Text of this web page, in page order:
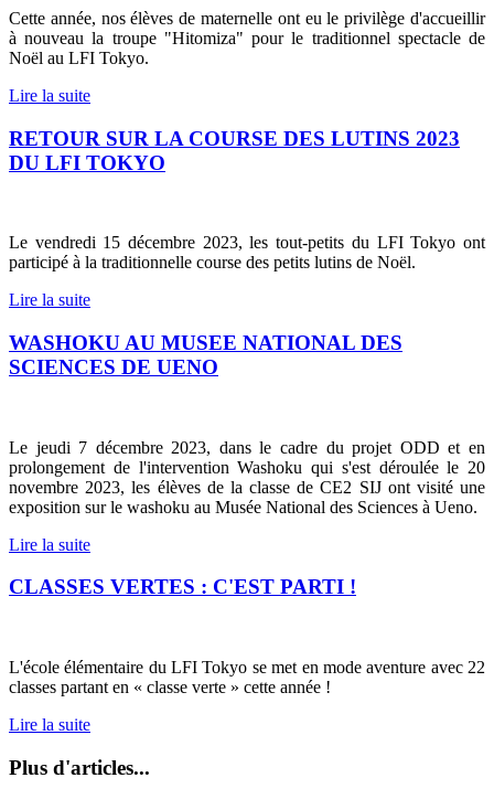
Cette année, nos élèves de maternelle ont eu le privilège d'accueillir
à nouveau la troupe "Hitomiza" pour le traditionnel spectacle de
Noël au LFI Tokyo.
Lire la suite
RETOUR SUR LA COURSE DES LUTINS 2023
DU LFI TOKYO
Le vendredi 15 décembre 2023, les tout-petits du LFI Tokyo ont
participé à la traditionnelle course des petits lutins de Noël.
Lire la suite
WASHOKU AU MUSEE NATIONAL DES
SCIENCES DE UENO
Le jeudi 7 décembre 2023, dans le cadre du projet ODD et en
prolongement de l'intervention Washoku qui s'est déroulée le 20
novembre 2023, les élèves de la classe de CE2 SIJ ont visité une
exposition sur le washoku au Musée National des Sciences à Ueno.
Lire la suite
CLASSES VERTES : C'EST PARTI !
L'école élémentaire du LFI Tokyo se met en mode aventure avec 22
classes partant en « classe verte » cette année !
Lire la suite
Plus d'articles...